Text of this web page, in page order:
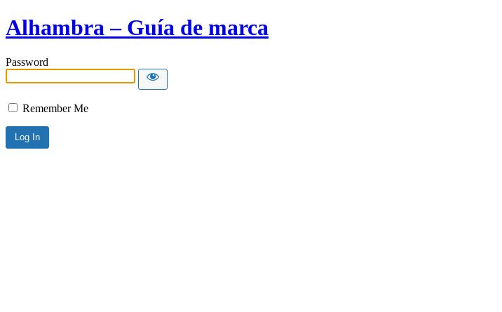
Alhambra – Guía de marca
Password
Remember Me